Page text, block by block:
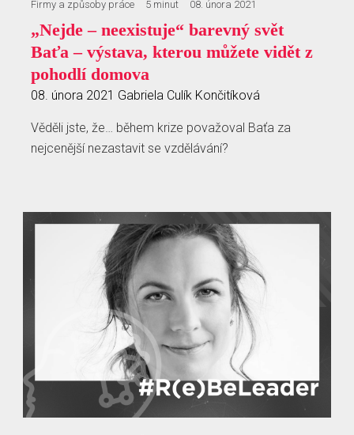
Firmy a způsoby práce
5 minut 08. února 2021
„Nejde – neexistuje“ barevný svět
Baťa – výstava, kterou můžete vidět z
pohodlí domova
08. února 2021 Gabriela Culík Končitíková
Věděli jste, že… během krize považoval Baťa za
nejcenější nezastavit se vzdělávání?